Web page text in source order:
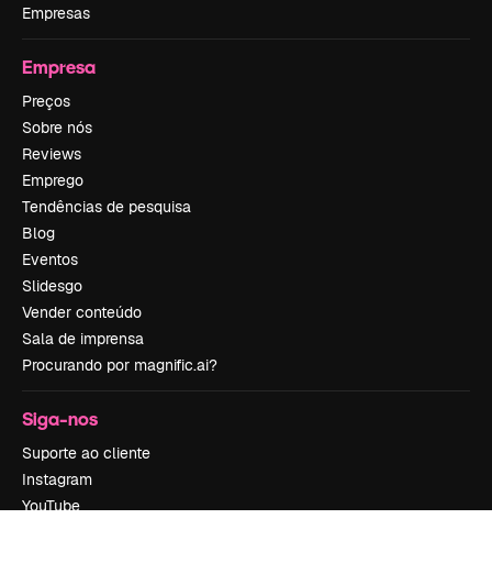
Empresas
Empresa
Preços
Sobre nós
Reviews
Emprego
Tendências de pesquisa
Blog
Eventos
Slidesgo
Vender conteúdo
Sala de imprensa
Procurando por magnific.ai?
Siga-nos
Suporte ao cliente
Instagram
YouTube